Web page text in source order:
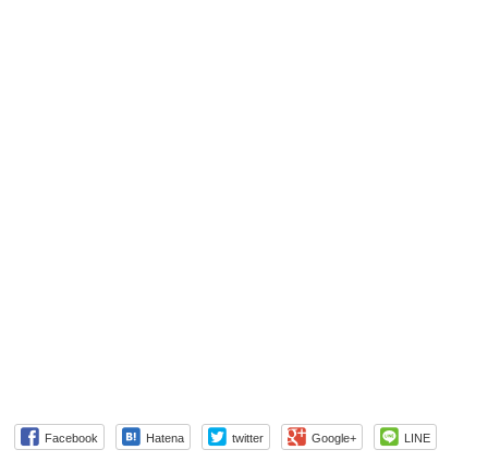
Facebook Hatena twitter Google+ LINE